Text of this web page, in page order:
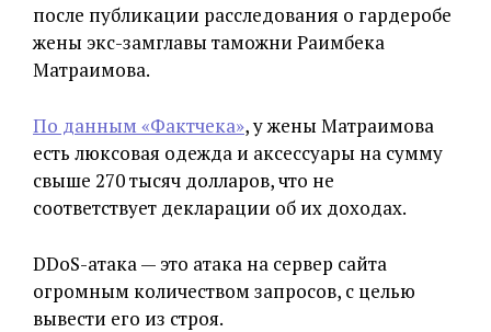
после публикации расследования о гардеробе
жены экс-замглавы таможни Раимбека
Матраимова.
По данным «Фактчека», у жены Матраимова
есть люксовая одежда и аксессуары на сумму
свыше 270 тысяч долларов, что не
соответствует декларации об их доходах.
DDoS-атака — это атака на сервер сайта
огромным количеством запросов, с целью
вывести его из строя.